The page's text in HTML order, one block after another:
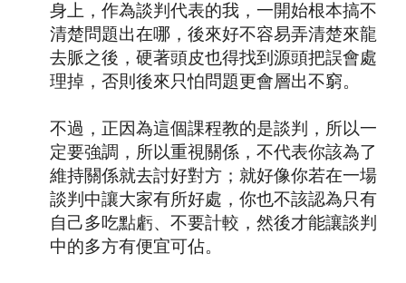
身上，作為談判代表的我，一開始根本搞不
清楚問題出在哪，後來好不容易弄清楚來龍
去脈之後，硬著頭皮也得找到源頭把誤會處
理掉，否則後來只怕問題更會層出不窮。
不過，正因為這個課程教的是談判，所以一
定要強調，所以重視關係，不代表你該為了
維持關係就去討好對方；就好像你若在一場
談判中讓大家有所好處，你也不該認為只有
自己多吃點虧、不要計較，然後才能讓談判
中的多方有便宜可佔。